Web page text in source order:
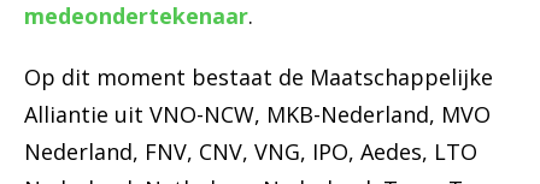
medeondertekenaar.
Op dit moment bestaat de Maatschappelijke
Alliantie uit VNO-NCW, MKB-Nederland, MVO
Nederland, FNV, CNV, VNG, IPO, Aedes, LTO